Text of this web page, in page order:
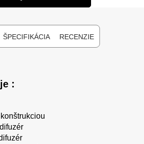
ŠPECIFIKÁCIA RECENZIE
: